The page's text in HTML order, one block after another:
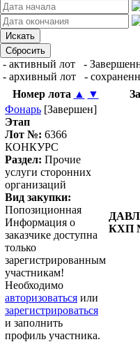
- активный лот -
- архивный лот
-
Номер лота ▲ ▼
Фонарь [Завершен]
Этап
Лот №: 6366
КОНКУРС
Раздел: Прочие
услуги сторонних
организаций
Вид закупки:
Попозиционная
Информация о
заказчике доступна
только
зарегистрированным
участникам!
Необходимо
авторизоваться или
зарегистрироваться
и заполнить
профиль участника.
КХП